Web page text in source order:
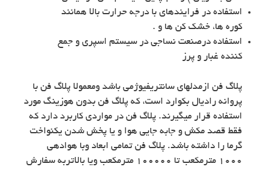
استفاده در فرایندهای با درجه حرارت بالا همانند
کوره ها، خشک کن ها و .
استفاده درصنعت نساجی در سیستم اسپری و جمع
کننده غبار و پرز
پلاگ فن ازمدلهای سانتریفیوژمی باشد ومعمولا پلاگ فن با
پروانه رادیال بکوارد است، که پلاگ فن بدون هوزینگ مورد
استفاده قرار میگیرند. پلاگ فن در مواردی کاربرد دارد که
فقط قصد مکش و جابه جایی هوا و یا پخش شدن یکنواخت
گرما را داشته باشد. پلاگ فن تمامی ابعاد وبا هوادهی
١٠٠٠ مترمکعب تا ١٠٠٠٠٠ مترمکعب ویا بالاتربه سفارش